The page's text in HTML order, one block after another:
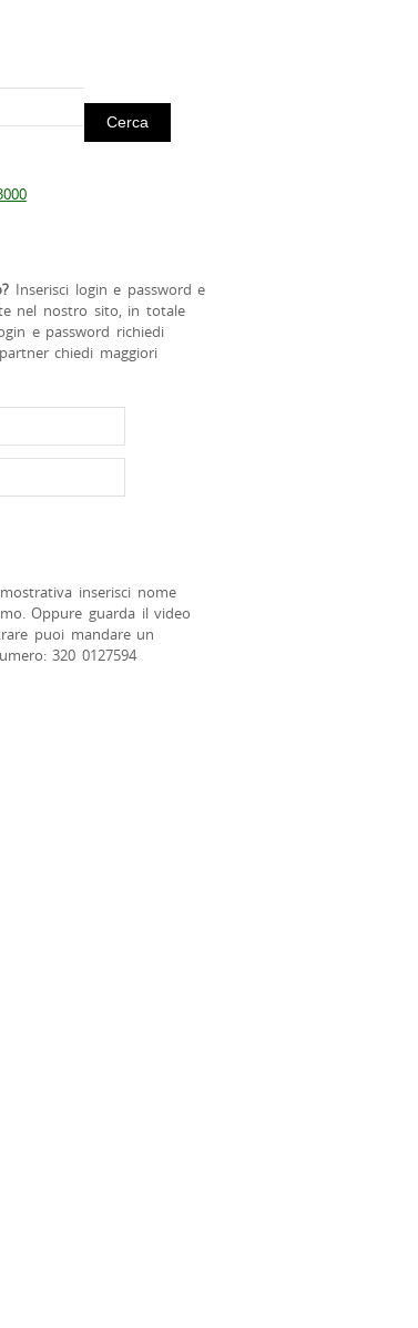
Inserisci login e password e
nel nostro sito, in totale
e password richiedi
chiedi maggiori
inserisci nome
Oppure guarda il video
puoi mandare un
320 0127594